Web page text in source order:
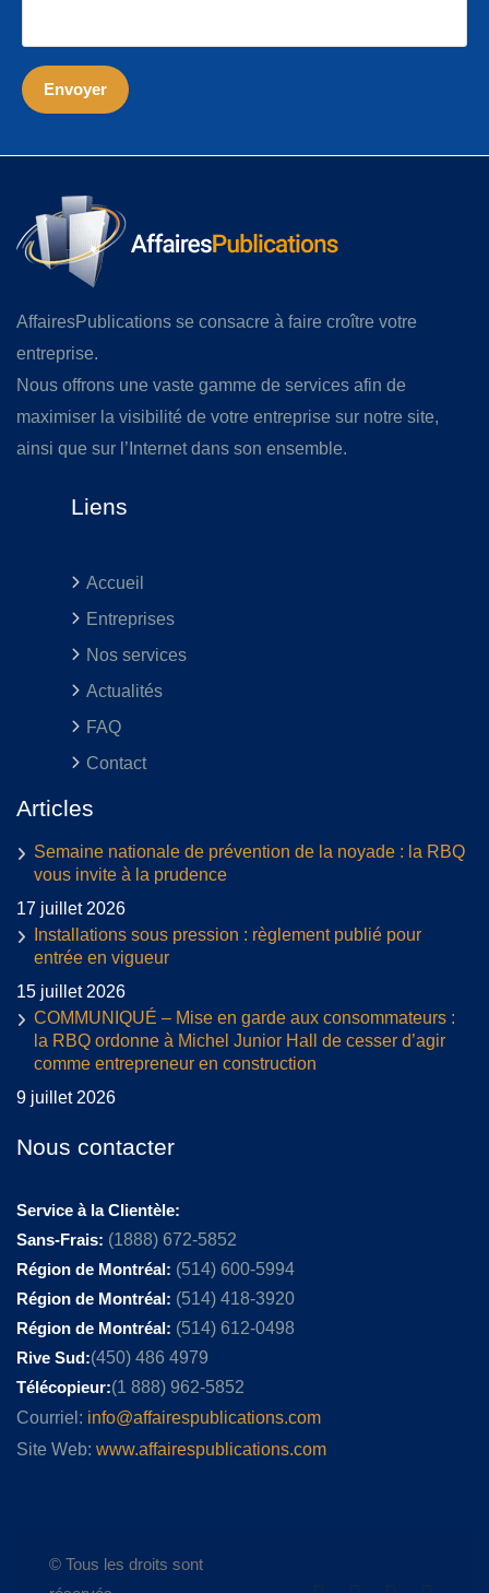
AffairesPublications se consacre à faire croître votre
entreprise.
Nous offrons une vaste gamme de services afin de
maximiser la visibilité de votre entreprise sur notre site,
ainsi que sur l’Internet dans son ensemble.
Liens
Accueil
Entreprises
Nos services
Actualités
FAQ
Contact
Articles
Semaine nationale de prévention de la noyade : la RBQ
vous invite à la prudence
17 juillet 2026
Installations sous pression : règlement publié pour
entrée en vigueur
15 juillet 2026
COMMUNIQUÉ – Mise en garde aux consommateurs :
la RBQ ordonne à Michel Junior Hall de cesser d’agir
comme entrepreneur en construction
9 juillet 2026
Nous contacter
Service à la Clientèle:
Sans-Frais: (1888) 672-5852
Région de Montréal: (514) 600-5994
Région de Montréal: (514) 418-3920
Région de Montréal: (514) 612-0498
Rive Sud:(450) 486 4979
Télécopieur:(1 888) 962-5852
Courriel: info@affairespublications.com
Site Web: www.affairespublications.com
© Tous les droits sont